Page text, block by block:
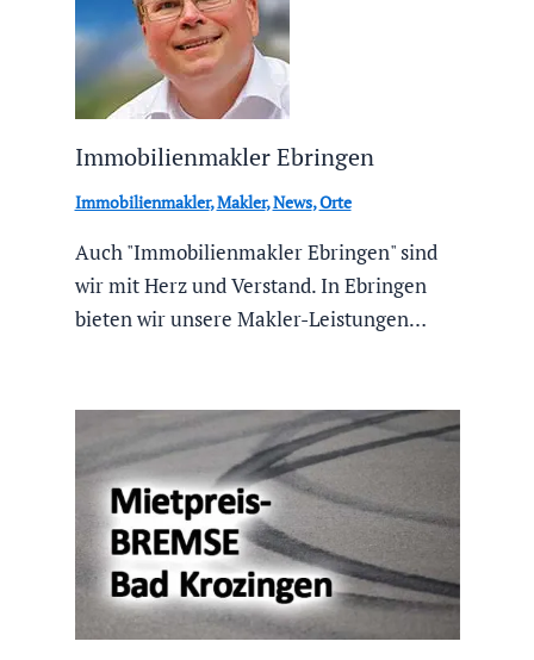
Immobilienmakler Ebringen
Immobilienmakler,Makler,News,Orte
Auch "Immobilienmakler Ebringen" sind
wir mit Herz und Verstand. In Ebringen
bieten wir unsere Makler-Leistungen…